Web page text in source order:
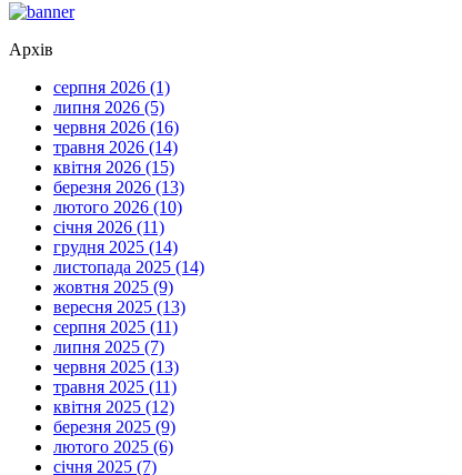
Архів
серпня 2026 (1)
липня 2026 (5)
червня 2026 (16)
травня 2026 (14)
квітня 2026 (15)
березня 2026 (13)
лютого 2026 (10)
січня 2026 (11)
грудня 2025 (14)
листопада 2025 (14)
жовтня 2025 (9)
вересня 2025 (13)
серпня 2025 (11)
липня 2025 (7)
червня 2025 (13)
травня 2025 (11)
квітня 2025 (12)
березня 2025 (9)
лютого 2025 (6)
січня 2025 (7)